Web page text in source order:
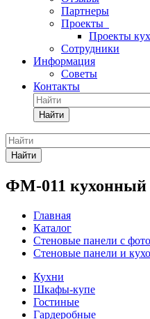
Партнеры
Проекты
Проекты
Сотрудники
Информация
Советы
Контакты
Найти
Найти
ФМ-011 кухонный
Главная
Каталог
Стеновые панели с
Стеновые панели и
Кухни
Шкафы-купе
Гостиные
Гардеробные